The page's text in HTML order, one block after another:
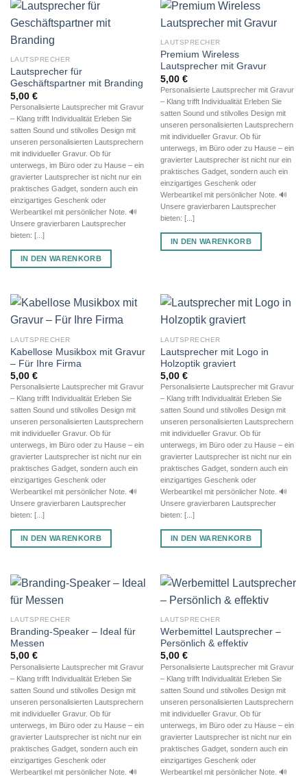
LAUTSPRECHER
Lautsprecher für
Geschäftspartner mit Branding
5,00 €
Personalisierte Lautsprecher mit Gravur
– Klang trifft Individualität Erleben Sie
satten Sound und stilvolles Design mit
unseren personalisierten Lautsprechern
mit individueller Gravur. Ob für
unterwegs, im Büro oder zu Hause – ein
gravierter Lautsprecher ist nicht nur ein
praktisches Gadget, sondern auch ein
einzigartiges Geschenk oder
Werbeartikel mit persönlicher Note. 🔊
Unsere gravierbaren Lautsprecher
bieten: [...]
IN DEN WARENKORB
LAUTSPRECHER
Premium Wireless
Lautsprecher mit Gravur
5,00 €
Personalisierte Lautsprecher mit Gravur
– Klang trifft Individualität Erleben Sie
satten Sound und stilvolles Design mit
unseren personalisierten Lautsprechern
mit individueller Gravur. Ob für
unterwegs, im Büro oder zu Hause – ein
gravierter Lautsprecher ist nicht nur ein
praktisches Gadget, sondern auch ein
einzigartiges Geschenk oder
Werbeartikel mit persönlicher Note. 🔊
Unsere gravierbaren Lautsprecher
bieten: [...]
IN DEN WARENKORB
LAUTSPRECHER
Kabellose Musikbox mit Gravur
– Für Ihre Firma
5,00 €
Personalisierte Lautsprecher mit Gravur
– Klang trifft Individualität Erleben Sie
satten Sound und stilvolles Design mit
unseren personalisierten Lautsprechern
mit individueller Gravur. Ob für
unterwegs, im Büro oder zu Hause – ein
gravierter Lautsprecher ist nicht nur ein
praktisches Gadget, sondern auch ein
einzigartiges Geschenk oder
Werbeartikel mit persönlicher Note. 🔊
Unsere gravierbaren Lautsprecher
bieten: [...]
IN DEN WARENKORB
LAUTSPRECHER
Lautsprecher mit Logo in
Holzoptik graviert
5,00 €
Personalisierte Lautsprecher mit Gravur
– Klang trifft Individualität Erleben Sie
satten Sound und stilvolles Design mit
unseren personalisierten Lautsprechern
mit individueller Gravur. Ob für
unterwegs, im Büro oder zu Hause – ein
gravierter Lautsprecher ist nicht nur ein
praktisches Gadget, sondern auch ein
einzigartiges Geschenk oder
Werbeartikel mit persönlicher Note. 🔊
Unsere gravierbaren Lautsprecher
bieten: [...]
IN DEN WARENKORB
LAUTSPRECHER
Branding-Speaker – Ideal für
Messen
5,00 €
Personalisierte Lautsprecher mit Gravur
– Klang trifft Individualität Erleben Sie
satten Sound und stilvolles Design mit
unseren personalisierten Lautsprechern
mit individueller Gravur. Ob für
unterwegs, im Büro oder zu Hause – ein
gravierter Lautsprecher ist nicht nur ein
praktisches Gadget, sondern auch ein
einzigartiges Geschenk oder
Werbeartikel mit persönlicher Note. 🔊
LAUTSPRECHER
Werbemittel Lautsprecher –
Persönlich & effektiv
5,00 €
Personalisierte Lautsprecher mit Gravur
– Klang trifft Individualität Erleben Sie
satten Sound und stilvolles Design mit
unseren personalisierten Lautsprechern
mit individueller Gravur. Ob für
unterwegs, im Büro oder zu Hause – ein
gravierter Lautsprecher ist nicht nur ein
praktisches Gadget, sondern auch ein
einzigartiges Geschenk oder
Werbeartikel mit persönlicher Note. 🔊